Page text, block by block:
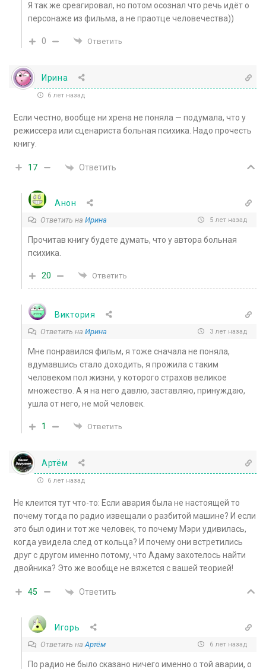
Я так же среагировал, но потом осознал что речь идёт о
персонаже из фильма, а не праотце человечества))
0 Ответить
Ирина
6 лет назад
Если честно, вообще ни хрена не поняла — подумала, что у
режиссера или сценариста больная психика. Надо прочесть
книгу.
17 Ответить
Анон
Ответить на Ирина 5 лет назад
Прочитав книгу будете думать, что у автора больная
психика.
20 Ответить
Виктория
Ответить на Ирина 3 лет назад
Мне понравился фильм, я тоже сначала не поняла,
вдумавшись стало доходить, я прожила с таким
человеком пол жизни, у которого страхов великое
множество. А я на него давлю, заставляю, принуждаю,
ушла от него, не мой человек.
1 Ответить
Артём
6 лет назад
Не клеится тут что-то: Если авария была не настоящей то
почему тогда по радио извещали о разбитой машине? И если
это был один и тот же человек, то почему Мэри удивилась,
когда увидела след от кольца? И почему они встретились
друг с другом именно потому, что Адаму захотелось найти
двойника? Это же вообще не вяжется с вашей теорией!
45 Ответить
Игорь
Ответить наАртём 6 лет назад
По радио не было сказано ничего именно о той аварии, о